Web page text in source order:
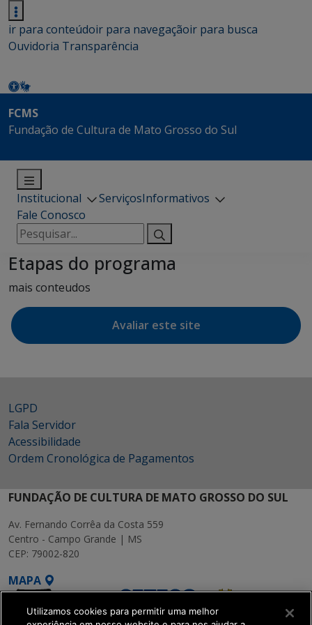
ir para conteúdoir para navegaçãoir para busca
Ouvidoria Transparência
FCMS
Fundação de Cultura de Mato Grosso do Sul
Institucional ServiçosInformativos
Fale Conosco
Pesquisar
por:
Etapas do programa
mais conteudos
Avaliar este site
LGPD
Fala Servidor
Acessibilidade
Ordem Cronológica de Pagamentos
FUNDAÇÃO DE CULTURA DE MATO GROSSO DO SUL
Av. Fernando Corrêa da Costa 559
Centro - Campo Grande | MS
CEP: 79002-820
MAPA
Utilizamos cookies para permitir uma melhor